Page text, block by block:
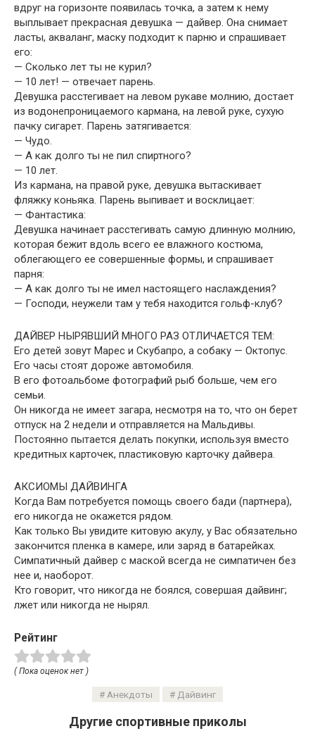
вдруг на горизонте появилась точка, а затем к нему
выплывает прекрасная девушка — дайвер. Она снимает
ласты, акваланг, маску подходит к парню и спрашивает
его:
— Сколько лет ты не курил?
— 10 лет! — отвечает парень.
Девушка расстегивает на левом рукаве молнию, достает
из водонепроницаемого кармана, на левой руке, сухую
пачку сигарет. Парень затягивается:
— Чудо.
— А как долго ты не пил спиртного?
— 10 лет.
Из кармана, на правой руке, девушка вытаскивает
фляжку коньяка. Парень выпивает и восклицает:
— Фантастика:
Девушка начинает расстегивать самую длинную молнию,
которая бежит вдоль всего ее влажного костюма,
облегающего ее совершенные формы, и спрашивает
парня:
— А как долго ты не имел настоящего наслаждения?
— Господи, неужели там у тебя находится гольф-клуб?
ДАЙВЕР НЫРЯВШИЙ МНОГО РАЗ ОТЛИЧАЕТСЯ ТЕМ:
Его детей зовут Марес и Скубапро, а собаку — Октопус.
Его часы стоят дороже автомобиля.
В его фотоальбоме фотографий рыб больше, чем его
семьи.
Он никогда не имеет загара, несмотря на то, что он берет
отпуск на 2 недели и отправляется на Мальдивы.
Постоянно пытается делать покупки, используя вместо
кредитных карточек, пластиковую карточку дайвера.
АКСИОМЫ ДАЙВИНГА
Когда Вам потребуется помощь своего бади (партнера),
его никогда не окажется рядом.
Как только Вы увидите китовую акулу, у Вас обязательно
закончится пленка в камере, или заряд в батарейках.
Симпатичный дайвер с маской всегда не симпатичен без
нее и, наоборот.
Кто говорит, что никогда не боялся, совершая дайвинг;
лжет или никогда не нырял.
Рейтинг
( Пока оценок нет )
Анекдоты Дайвинг
Другие спортивные приколы